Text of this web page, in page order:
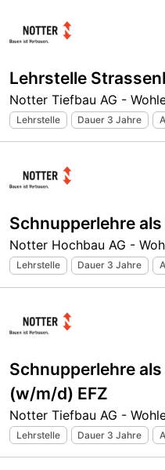
Lehrstelle
Notter Tiefbau AG -
Lehrstelle Dauer 3 Jahre
Schnupperlehre
Notter Hochbau AG -
Lehrstelle Dauer 3 Jahre
Schnupperlehre
(w/m/d) EFZ
Notter Tiefbau AG -
Lehrstelle Dauer 3 Jahre